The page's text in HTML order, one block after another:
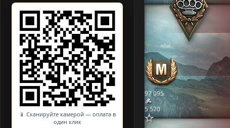
📱 Сканируйте камерой — оплата в
один клик
97 095
5 570